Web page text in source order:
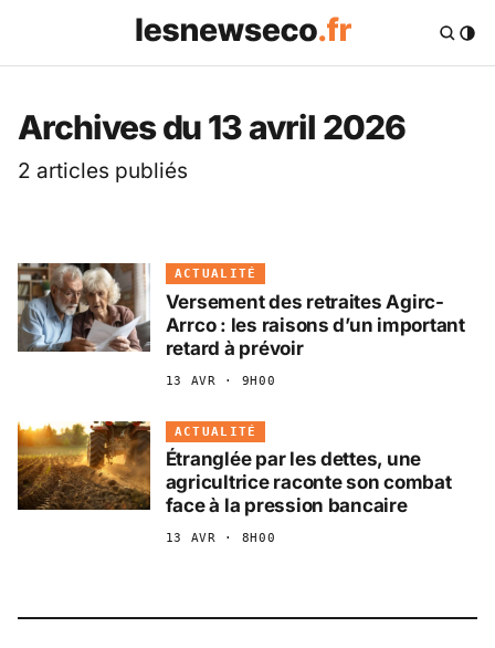
Les News Eco .fr —
Archives du 13 avril 2026
2 articles publiés
ACTUALITÉ
Versement des retraites Agirc-
Arrco : les raisons d’un important
retard à prévoir
13 AVR · 9H00
ACTUALITÉ
Étranglée par les dettes, une
agricultrice raconte son combat
face à la pression bancaire
13 AVR · 8H00